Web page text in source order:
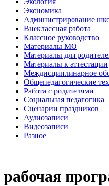
Экономика
Администрирование
Внеклассная работа
Классное руководство
Материалы МО
Материалы для
Материалы к аттестации
Междисциплинарное
Общепедагогические
Работа с родителями
Социальная педагогика
Сценарии праздников
Аудиозаписи
Видеозаписи
Разное
рабочая